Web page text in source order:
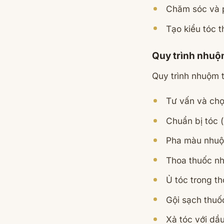
Chăm sóc và
Tạo kiểu tóc
Quy trình
Quy trình nhuộm
Tư vấn và
Chuẩn bị tóc
Pha màu
Thoa thuốc
Ủ tóc trong
Gội sạch
Xả tóc với